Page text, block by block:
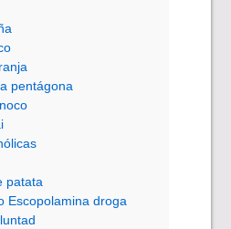
pentágona
patata
Escopolamina droga